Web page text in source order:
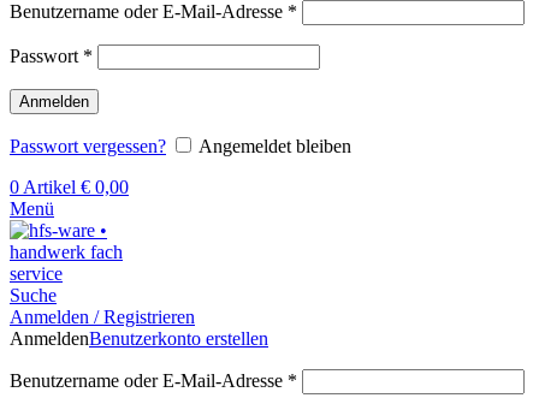
Benutzername oder E-Mail-Adresse *
Passwort *
Anmelden
Passwort vergessen?
Angemeldet bleiben
0 Artikel € 0,00
Menü
Suche
Anmelden / Registrieren
AnmeldenBenutzerkonto erstellen
Benutzername oder E-Mail-Adresse *